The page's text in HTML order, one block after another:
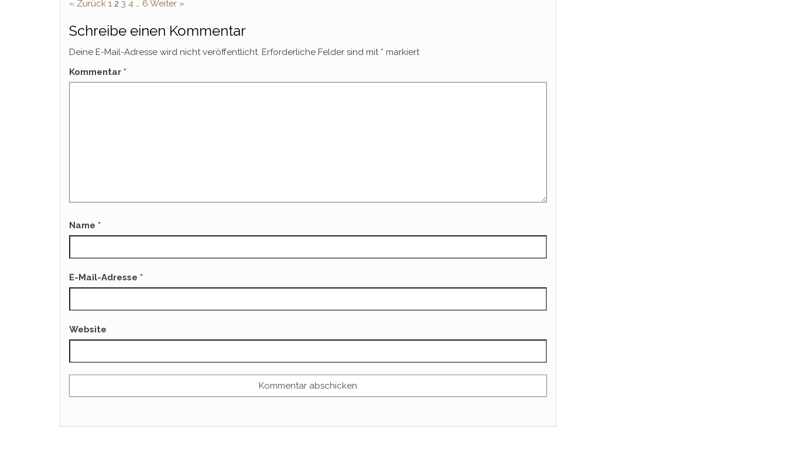
« Zurück 1 2 3 4 … 6 Weiter »
Schreibe einen Kommentar
Deine E-Mail-Adresse wird nicht veröffentlicht. Erforderliche Felder sind mit * markiert
Kommentar *
Name *
E-Mail-Adresse *
Website